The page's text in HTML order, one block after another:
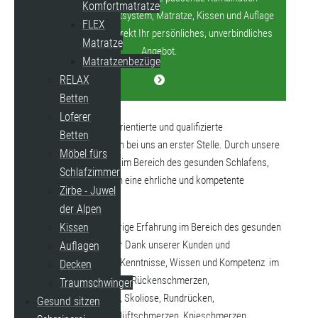
Komfortmatratze
FLEX
Matratze
Matratzenbezüge
RELAX
Betten
Loferer
Betten
Möbel fürs
Schlafzimmer
Zirbe - Juwel
der Alpen
Kissen
Auflagen
Decken
Traumschwinger
Gesund sitzen
bestehend aus Bettsystem, Matratze, Kissen und Auflage
und Sie erhalten direkt Ihr persönliches, unverbindliches
Angebot.
Kompetente, kundenorientierte und qualifizierte
Schlafberatung stehen bei uns an erster Stelle. Durch unsere
langjährige Erfahrung im Bereich des gesunden Schlafens,
versprechen wir Ihnen eine ehrliche und kompetente
Schlafberatung.
Durch unsere langjährige Erfahrung im Bereich des gesunden
Schlafens konnten wir Dank unserer Kunden und
Fortbildungen unsere Kenntnisse, Wissen und Kompetenz im
Bereich Gesundheit z.B. Rückenschmerzen,
Bandscheibenvorfälle, Skoliose, Rundrücken,